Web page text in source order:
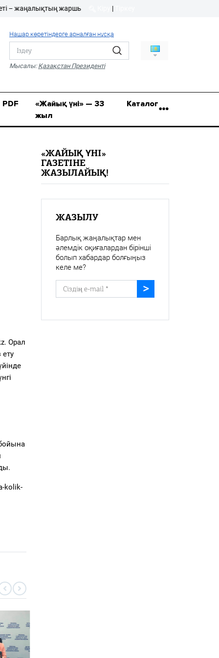
8 (7112) 50-86-31
Қ.Жұмағалиев (Фрунзе)
жаршысы! |
Нашар көретіндерге арналған нұсқа
Мысалы: Қазақстан Президенті
PDF
«Жайық үні» — 33
жыл
Каталог
Орал
kolik-
«ЖАЙЫҚ ҮНІ»
ГАЗЕТІНЕ
ЖАЗЫЛАЙЫҚ!
ЖАЗЫЛУ
Барлық жаңалықтар мен
әлемдік оқиғалардан бірінші
болып хабардар болғыңыз
келе ме?